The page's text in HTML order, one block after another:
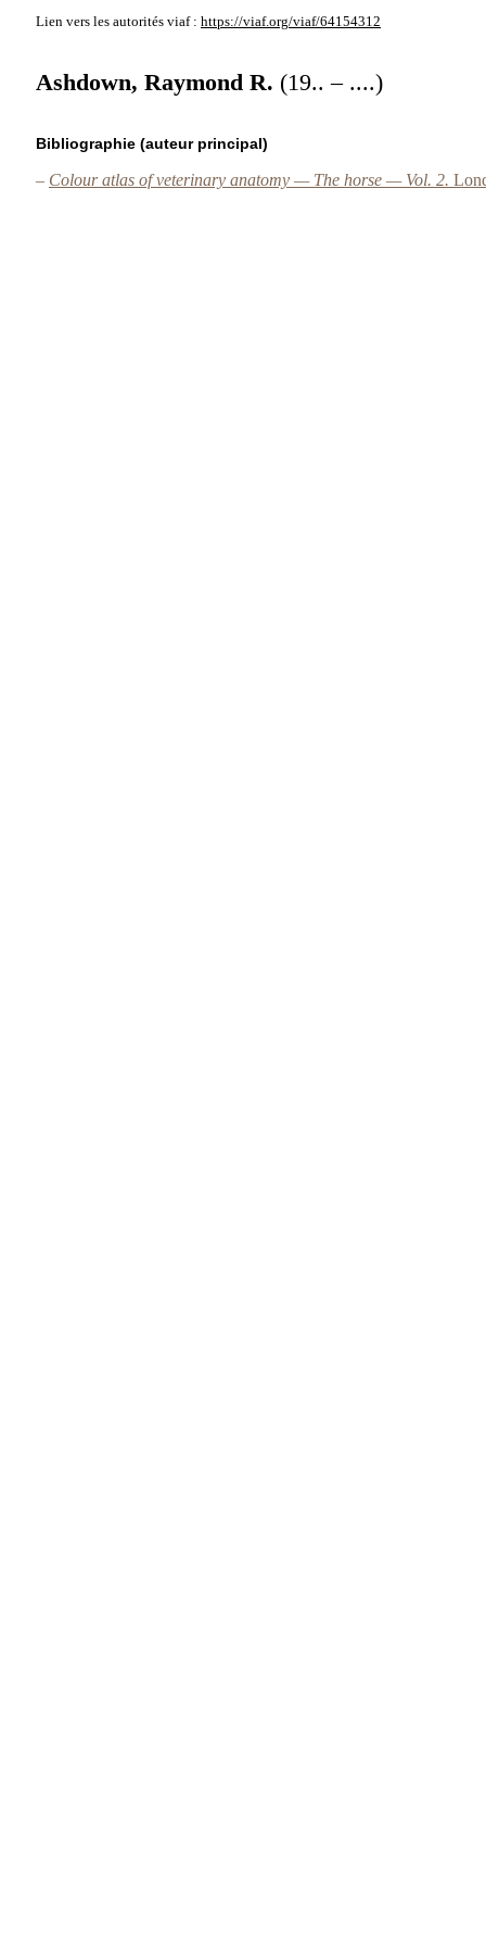
Lien vers les autorités viaf : https://viaf.org/viaf/64154312
Ashdown, Raymond R. (19.. – ....)
Bibliographie (auteur principal)
– Colour atlas of veterinary anatomy — The horse — Vol. 2.